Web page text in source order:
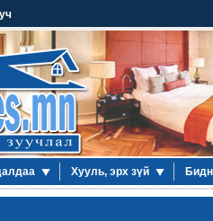
Хууль, эрх зүй